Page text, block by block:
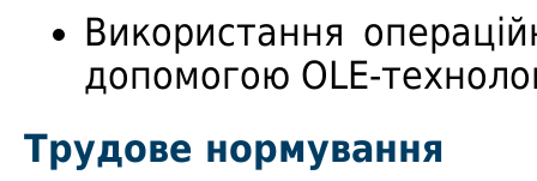
Використання
допомогою OLE-
Трудове нормування